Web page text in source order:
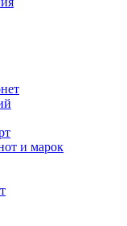
и марок